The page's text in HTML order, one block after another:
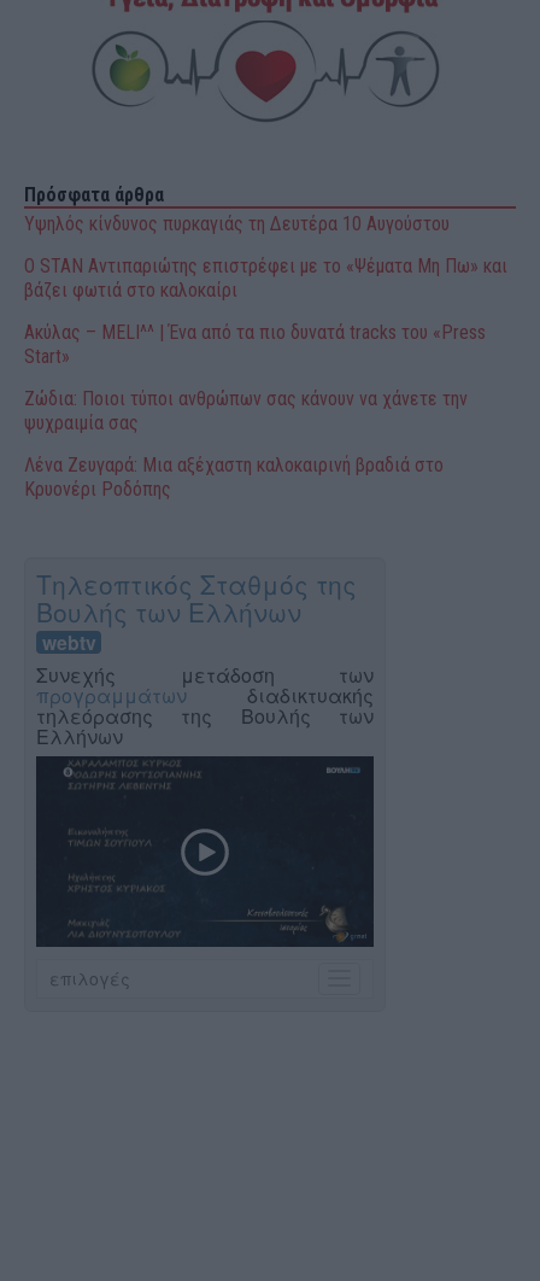
Πρόσφατα άρθρα
Υψηλός κίνδυνος πυρκαγιάς τη Δευτέρα 10 Αυγούστου
Ο STAN Αντιπαριώτης επιστρέφει με το «Ψέματα Μη Πω» και
βάζει φωτιά στο καλοκαίρι
Ακύλας – MELI^^ | Ένα από τα πιο δυνατά tracks του «Press
Start»
Ζώδια: Ποιοι τύποι ανθρώπων σας κάνουν να χάνετε την
ψυχραιμία σας
Λένα Ζευγαρά: Μια αξέχαστη καλοκαιρινή βραδιά στο
Κρυονέρι Ροδόπης